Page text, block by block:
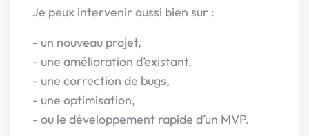
Je peux intervenir aussi bien sur :
- un nouveau projet,
- une amélioration d’existant,
- une correction de bugs,
- une optimisation,
- ou le développement rapide d’un MVP.